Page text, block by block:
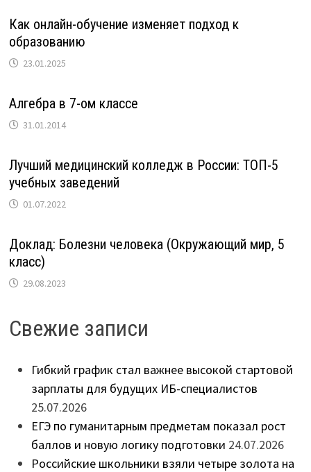
Как онлайн-обучение изменяет подход к
образованию
23.01.2025
Алгебра в 7-ом классе
31.01.2014
Лучший медицинский колледж в России: ТОП-5
учебных заведений
01.07.2022
Доклад: Болезни человека (Окружающий мир, 5
класс)
29.08.2023
Свежие записи
Гибкий график стал важнее высокой стартовой
зарплаты для будущих ИБ-специалистов
25.07.2026
ЕГЭ по гуманитарным предметам показал рост
баллов и новую логику подготовки 24.07.2026
Российские школьники взяли четыре золота на